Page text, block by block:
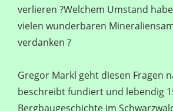
verlieren ?Welchem Umstand
vielen wunderbaren
verdanken ?
Gregor Markl geht diesen Fragen
beschreibt fundiert und lebendig
Bergbaugeschichte im